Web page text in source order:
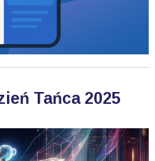
Tańca 2025